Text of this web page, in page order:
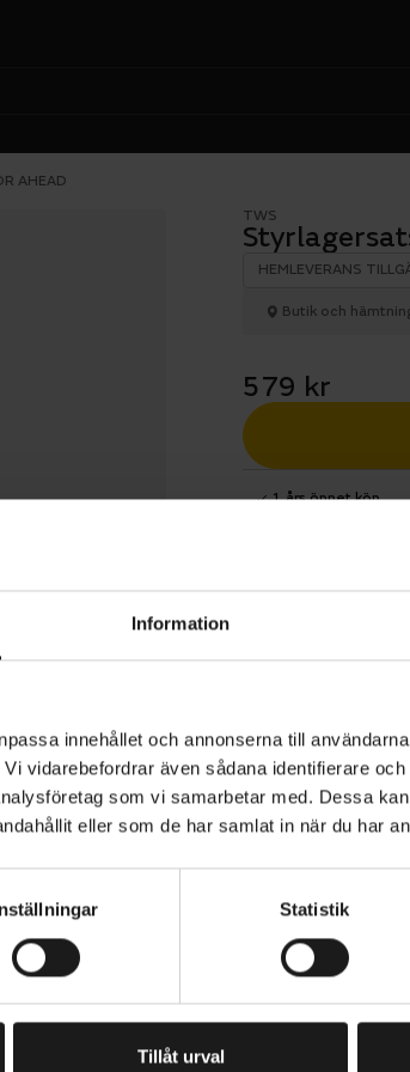
Information
innehållet och annonserna till
vidarebefordrar även sådana identifierare
som vi samarbetar med. Dessa
eller som de har samlat in när du har
Statistik
Tillåt urval
AHEAD
TWS
HEMLEVERANS
Butik och
579 kr
1 års öppet köp
maskinlager. Komplett i svart aluminium.
Rammått/styrhuvud 34.0mm.